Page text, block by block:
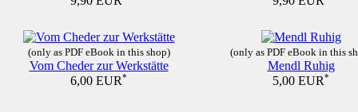
(only as PDF eBook in this shop)
Vom Cheder zur Werkstätte
6,00 EUR*
(only as PDF eBook in this
Mendl Ruhig
5,00 EUR*